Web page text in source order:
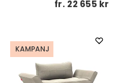
fr. 22 655 kr
KAMPANJ